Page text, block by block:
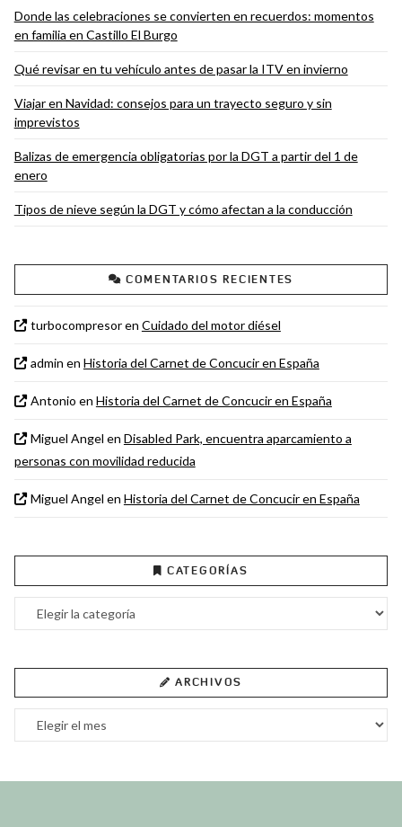
Donde las celebraciones se convierten en recuerdos: momentos
en familia en Castillo El Burgo
Qué revisar en tu vehículo antes de pasar la ITV en invierno
Viajar en Navidad: consejos para un trayecto seguro y sin
imprevistos
Balizas de emergencia obligatorias por la DGT a partir del 1 de
enero
Tipos de nieve según la DGT y cómo afectan a la conducción
COMENTARIOS RECIENTES
turbocompresoren Cuidado del motor diésel
admin en Historia del Carnet de Concucir en España
Antonio en Historia del Carnet de Concucir en España
Miguel Angel en Disabled Park, encuentra aparcamiento a
personas con movilidad reducida
Miguel Angel en Historia del Carnet de Concucir en España
CATEGORÍAS
Categorías
ARCHIVOS
Archivos